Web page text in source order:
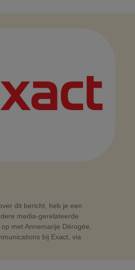
dit bericht, heb je een
media-gerelateerde
met Annemarije Dérogée,
bij Exact, via